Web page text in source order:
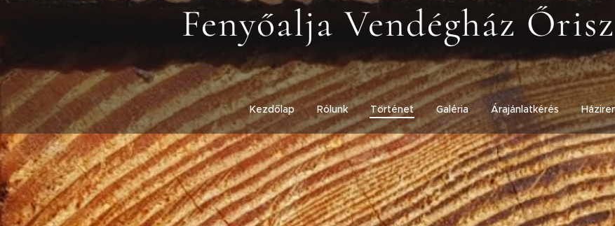
Fenyőalja Vendégház
Kezdőlap Rólunk Történet Galéria Árajánlatkérés